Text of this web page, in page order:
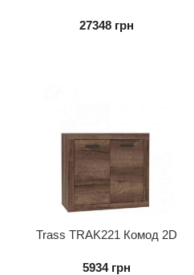
27348 грн
Trass TRAK221 Комод 2D
5934 грн